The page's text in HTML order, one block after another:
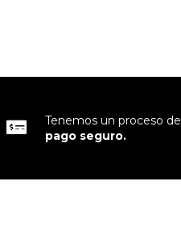
Tenemos un proceso de
pago seguro.